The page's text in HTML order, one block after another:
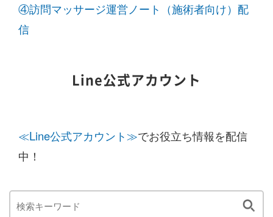
④訪問マッサージ運営ノート（施術者向け）配
信
Line公式アカウント
≪Line公式アカウント≫でお役立ち情報を配信
中！